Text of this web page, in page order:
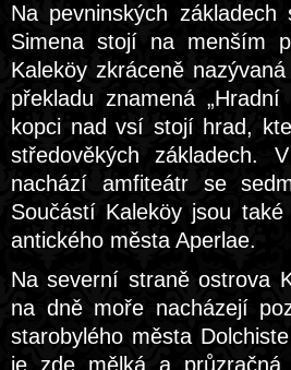
Na pevninských základech
Simena stojí na menším
Kaleköy zkráceně
překladu znamená
kopci nad vsí stojí hrad,
středověkých základech.
nachází amfiteátr se
Součástí Kaleköy jsou
antického města Aperlae.
Na severní straně ostrova
na dně moře nacházejí
starobylého města
je zde mělká a